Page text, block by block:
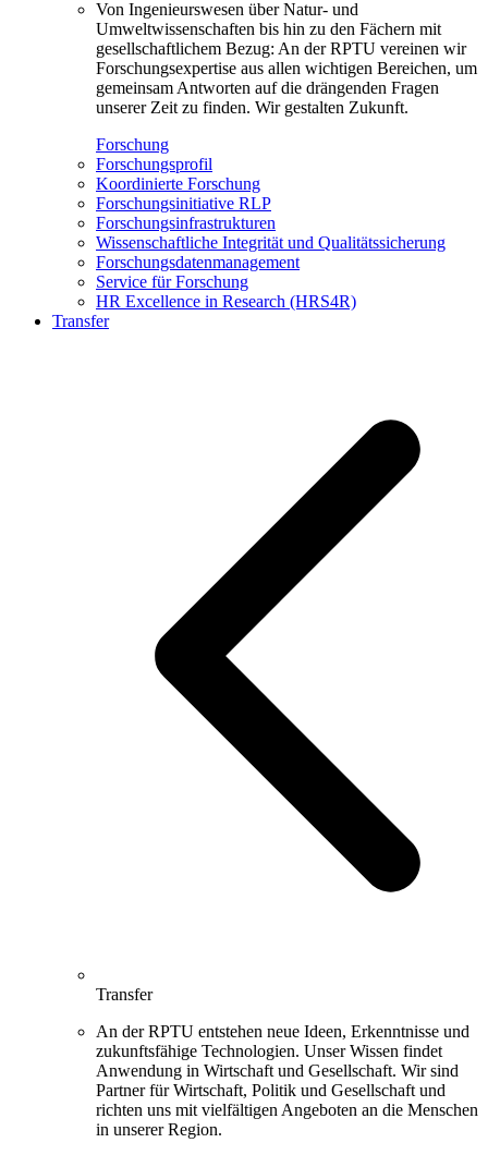
Von Ingenieurswesen über Natur- und
Umweltwissenschaften bis hin zu den Fächern mit
gesellschaftlichem Bezug: An der RPTU vereinen wir
Forschungsexpertise aus allen wichtigen Bereichen, um
gemeinsam Antworten auf die drängenden Fragen
unserer Zeit zu finden. Wir gestalten Zukunft.
Forschung
Forschungsprofil
Koordinierte Forschung
Forschungsinitiative RLP
Forschungsinfrastrukturen
Wissenschaftliche Integrität und Qualitätssicherung
Forschungsdatenmanagement
Service für Forschung
HR Excellence in Research (HRS4R)
Transfer
Transfer
An der RPTU entstehen neue Ideen, Erkenntnisse und
zukunftsfähige Technologien. Unser Wissen findet
Anwendung in Wirtschaft und Gesellschaft. Wir sind
Partner für Wirtschaft, Politik und Gesellschaft und
richten uns mit vielfältigen Angeboten an die Menschen
in unserer Region.